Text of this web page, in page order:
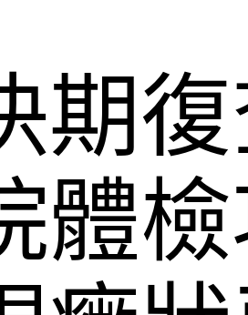
期
體